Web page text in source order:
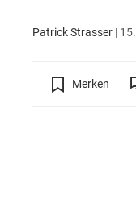
Patrick Strasser |
Merken